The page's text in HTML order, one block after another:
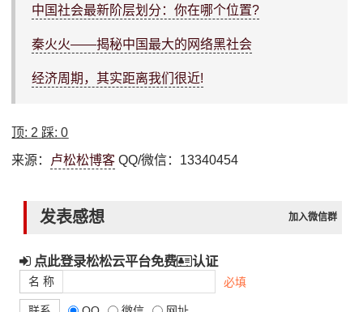
中国社会最新阶层划分：你在哪个位置?
秦火火——揭秘中国最大的网络黑社会
经济周期，其实距离我们很近!
顶: 2 踩:0
来源： 卢松松博客 QQ/微信：13340454
发表感想 加入微信群
点此登录松松云平台免费 认证
名 称 必填